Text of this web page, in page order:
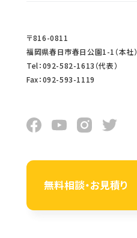
〒816-0811
福岡県春日市春日公園1-1（本社）
Tel：092-582-1613（代表）
Fax：092-593-1119
無料相談・お見積り